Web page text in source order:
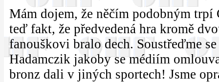
Mám dojem, že něčím podobným
teď fakt, že předvedená hra kromě
fanouškovi bralo dech. Soustřeďme
Hadamczik jakoby se médiím
bronz dali v jiných sportech! Jsme